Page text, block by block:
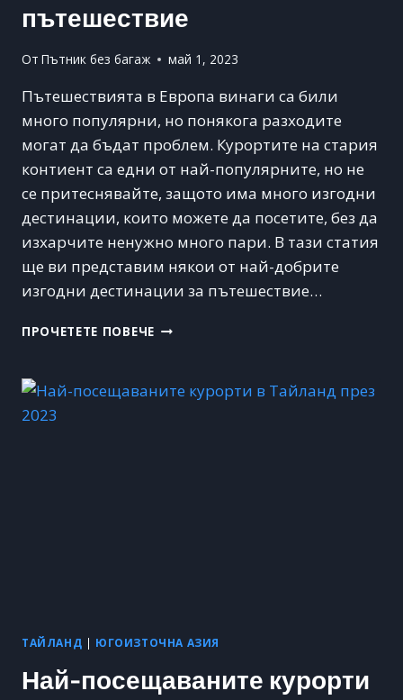
пътешествие
От Пътник без багаж май 1, 2023
Пътешествията в Европа винаги са били
много популярни, но понякога разходите
могат да бъдат проблем. Курортите на стария
контиент са едни от най-популярните, но не
се притеснявайте, защото има много изгодни
дестинации, които можете да посетите, без да
изхарчите ненужно много пари. В тази статия
ще ви представим някои от най-добрите
изгодни дестинации за пътешествие…
ПРОЧЕТЕТЕ ПОВЕЧЕИЗГОДНИ
ТАЙЛАНД | ЮГОИЗТОЧНА АЗИЯ
Най-посещаваните курорти